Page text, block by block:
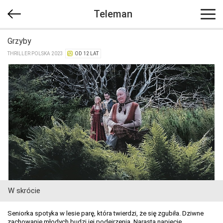
Teleman
Grzyby
THRILLER POLSKA 2023 OD 12 LAT
W skrócie
Seniorka spotyka w lesie parę, która twierdzi, że się zgubiła. Dziwne